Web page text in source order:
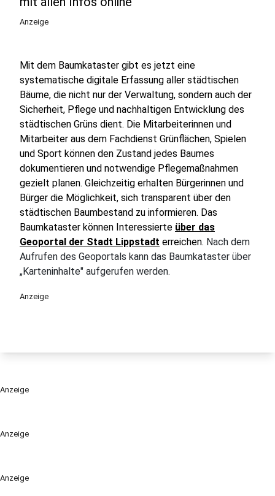
Anzeige
Anzeige
Anzeige
Mit dem Baumkataster gibt es jetzt eine
systematische digitale Erfassung aller städtischen
Bäume, die nicht nur der Verwaltung, sondern auch der
Sicherheit, Pflege und nachhaltigen Entwicklung des
städtischen Grüns dient. Die Mitarbeiterinnen und
Mitarbeiter aus dem Fachdienst Grünflächen, Spielen
und Sport können den Zustand jedes Baumes
dokumentieren und notwendige Pflegemaßnahmen
gezielt planen. Gleichzeitig erhalten Bürgerinnen und
Bürger die Möglichkeit, sich transparent über den
städtischen Baumbestand zu informieren. Das
Baumkataster können Interessierte über das
Geoportal der Stadt Lippstadt erreichen. Nach dem
Aufrufen des Geoportals kann das Baumkataster über
„Karteninhalte" aufgerufen werden.
Anzeige
Anzeige